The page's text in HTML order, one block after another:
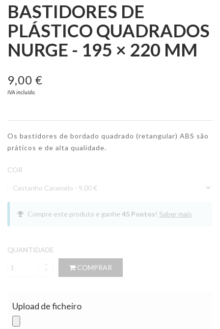
BASTIDORES DE
PLÁSTICO QUADRADOS
NURGE - 195 × 220 MM
9,00 €
IVA incluído.
Os bastidores de bordado quadrado (retangular) ABS são
práticos e de alta qualidade.
COR
Compre este produto e ganhe 45 Pontos! Saber mais
QUANTIDADE
COMPRAR
Upload de ficheiro